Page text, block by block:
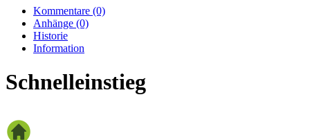
Kommentare (0)
Anhänge (0)
Historie
Information
Schnelleinstieg